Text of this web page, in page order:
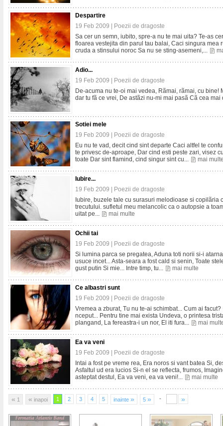
Despartire
19 Feb 2009 |
Poezii de dragoste
Sa cer un semn, iubito, spre-a nu te mai uita? Te-as
floarea vestejita din parul tau balai, Caci singura mea
cruda a stinsului noroc Sa nu se sting-asemeni,...
Adio...
19 Feb 2009 |
Poezii de dragoste
De-acuma nu te-oi mai vedea, Rãmai, rãmai, cu bine!
dar tu fã ce vrei, De astãzi nu-mi mai pasã Cã cea
Sotiei mele
19 Feb 2009 |
Poezii de dragoste
Eu nu te vad, decit cind sint departe Caci altfel te
te privesc de-aproape, Dar cind esti peste zari, visez
toate Dar sint flamind, cind singur sint cu...
mai
Iubire...
19 Feb 2009 |
Poezii de dragoste
Iubire, buzele tale cu surasuri melodioase si
trecutului. sufletul meu melancolic ca o autopsie a
uitat pe...
mai multe
Ochii tai
19 Feb 2009 |
Poezii de dragoste
Si lumina parca se pregatea, Aduna toti norii si-i
usuce incet... Asta-seara a fost cald si senin, Toate
gust putin Si mie... Intre timp, tu...
mai multe
Ce albastri sunt
19 Feb 2009 |
Poezii de dragoste
Vremea a zburat, Tu nu te-ai schimbat... Cum ai
nceput... Pentru tine mai exista Undeva, o printesa
plangand, La fereastra-i un nor, El iti fura...
mai
Ea va veni
19 Feb 2009 |
Poezii de dragoste
Intai a fost pe vreme rea, Era noros si vant batea Si,
Asfaltul ud era lucios Si-n el se reflecta, frumos,
asteptat destul, Ea va veni, ea va veni!...
mai multe
« 1 « inapoi 1 2 3 4 5 inainte » 5 » - »